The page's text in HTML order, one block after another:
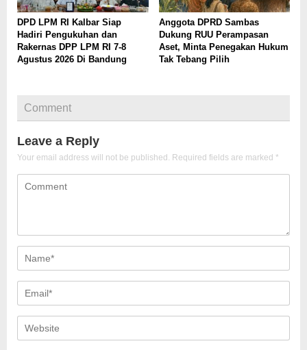
DPD LPM RI Kalbar Siap
Hadiri Pengukuhan dan
Rakernas DPP LPM RI 7-8
Agustus 2026 Di Bandung
Anggota DPRD Sambas
Dukung RUU Perampasan
Aset, Minta Penegakan Hukum
Tak Tebang Pilih
Comment
Leave a Reply
Your email address will not be published. Required fields are marked *